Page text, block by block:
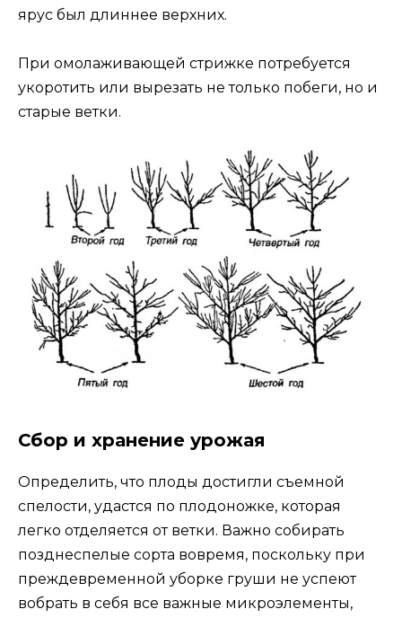
ярус был длиннее верхних.
При омолаживающей стрижке потребуется
укоротить или вырезать не только побеги, но и
старые ветки.
Сбор и хранение урожая
Определить, что плоды достигли съемной
спелости, удастся по плодоножке, которая
легко отделяется от ветки. Важно собирать
позднеспелые сорта вовремя, поскольку при
преждевременной уборке груши не успеют
вобрать в себя все важные микроэлементы,